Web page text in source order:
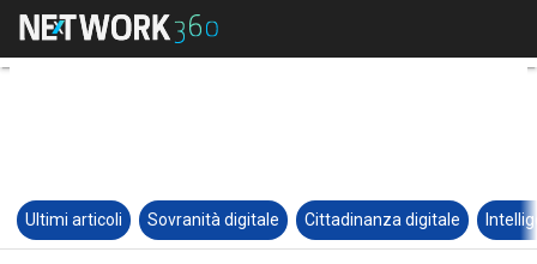
Ultimi articoli Sovranità digitale Cittadinanza digitale